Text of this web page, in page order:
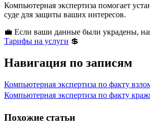
Компьютерная экспертиза помогает
суде для защиты ваших интересов.
💼 Если ваши данные были украдены,
Тарифы на услуги 💲
Навигация по записям
Компьютерная экспертиза по факту
Компьютерная экспертиза по факту
Похожие статьи